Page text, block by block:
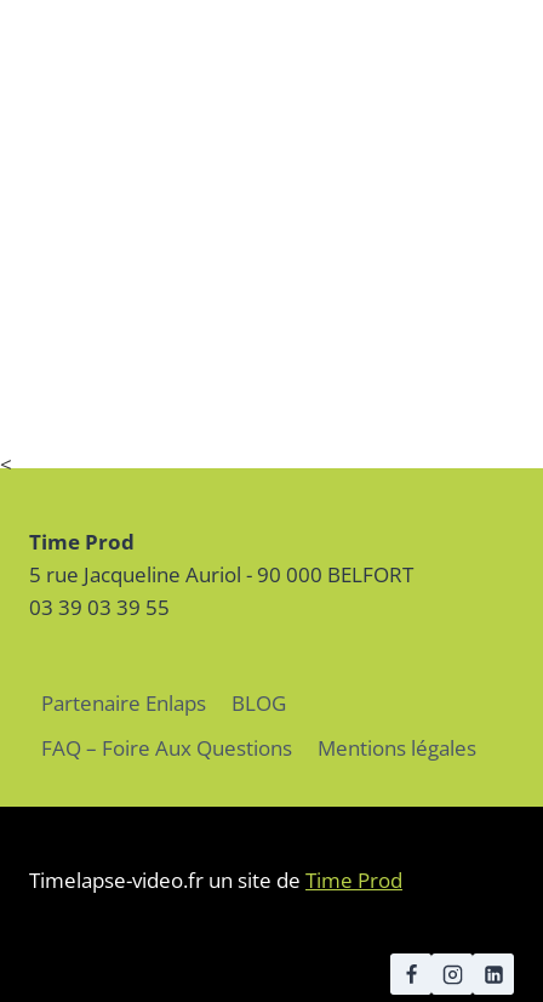
<
Time Prod
5 rue Jacqueline Auriol - 90 000 BELFORT
03 39 03 39 55
Partenaire Enlaps
BLOG
FAQ – Foire Aux Questions
Mentions légales
Timelapse-video.fr un site de Time Prod